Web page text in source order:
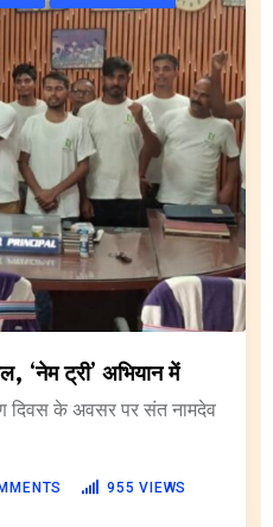
‘नेम ट्री’ अभियान में
दिवस के अवसर पर संत नामदेव
955 VIEWS